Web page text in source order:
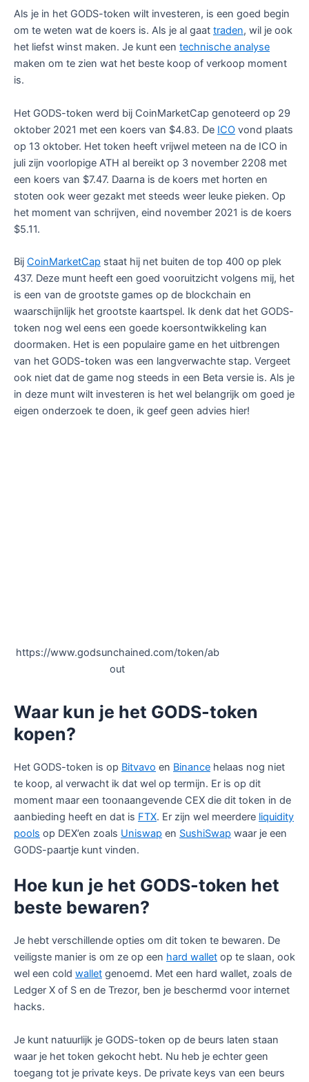
Als je in het GODS-token wilt investeren, is een goed begin
om te weten wat de koers is. Als je al gaat traden, wil je ook
het liefst winst maken. Je kunt een technische analyse
maken om te zien wat het beste koop of verkoop moment
is.
Het GODS-token werd bij CoinMarketCap genoteerd op 29
oktober 2021 met een koers van $4.83. De ICO vond plaats
op 13 oktober. Het token heeft vrijwel meteen na de ICO in
juli zijn voorlopige ATH al bereikt op 3 november 2208 met
een koers van $7.47. Daarna is de koers met horten en
stoten ook weer gezakt met steeds weer leuke pieken. Op
het moment van schrijven, eind november 2021 is de koers
$5.11.
Bij CoinMarketCap staat hij net buiten de top 400 op plek
437. Deze munt heeft een goed vooruitzicht volgens mij, het
is een van de grootste games op de blockchain en
waarschijnlijk het grootste kaartspel. Ik denk dat het GODS-
token nog wel eens een goede koersontwikkeling kan
doormaken. Het is een populaire game en het uitbrengen
van het GODS-token was een langverwachte stap. Vergeet
ook niet dat de game nog steeds in een Beta versie is. Als je
in deze munt wilt investeren is het wel belangrijk om goed je
eigen onderzoek te doen, ik geef geen advies hier!
https://www.godsunchained.com/token/ab
out
Waar kun je het GODS-token
kopen?
Het GODS-token is op Bitvavo en Binance helaas nog niet
te koop, al verwacht ik dat wel op termijn. Er is op dit
moment maar een toonaangevende CEX die dit token in de
aanbieding heeft en dat is FTX. Er zijn wel meerdere liquidity
pools op DEX’en zoals Uniswap en SushiSwap waar je een
GODS-paartje kunt vinden.
Hoe kun je het GODS-token het
beste bewaren?
Je hebt verschillende opties om dit token te bewaren. De
veiligste manier is om ze op een hard wallet op te slaan, ook
wel een cold wallet genoemd. Met een hard wallet, zoals de
Ledger X of S en de Trezor, ben je beschermd voor internet
hacks.
Je kunt natuurlijk je GODS-token op de beurs laten staan
waar je het token gekocht hebt. Nu heb je echter geen
toegang tot je private keys. De private keys van een beurs